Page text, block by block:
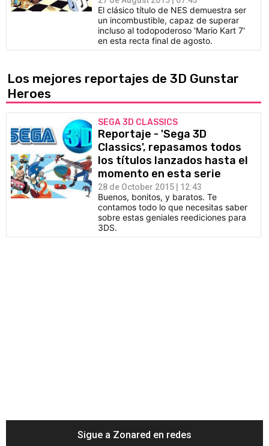
El clásico título de NES demuestra ser
un incombustible, capaz de superar
incluso al todopoderoso 'Mario Kart 7'
en esta recta final de agosto.
Los mejores reportajes de 3D Gunstar
Heroes
SEGA 3D CLASSICS
Reportaje - 'Sega 3D
Classics', repasamos todos
los títulos lanzados hasta el
momento en esta serie
28 de October 2015 | 12:43
Buenos, bonitos, y baratos. Te
contamos todo lo que necesitas saber
sobre estas geniales reediciones para
3DS.
Sigue a Zonared en redes